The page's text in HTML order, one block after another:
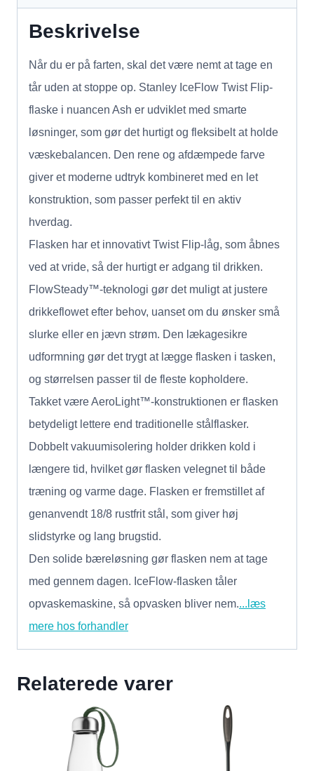
Beskrivelse
Når du er på farten, skal det være nemt at tage en
tår uden at stoppe op. Stanley IceFlow Twist Flip-
flaske i nuancen Ash er udviklet med smarte
løsninger, som gør det hurtigt og fleksibelt at holde
væskebalancen. Den rene og afdæmpede farve
giver et moderne udtryk kombineret med en let
konstruktion, som passer perfekt til en aktiv
hverdag.
Flasken har et innovativt Twist Flip-låg, som åbnes
ved at vride, så der hurtigt er adgang til drikken.
FlowSteady™-teknologi gør det muligt at justere
drikkeflowet efter behov, uanset om du ønsker små
slurke eller en jævn strøm. Den lækagesikre
udformning gør det trygt at lægge flasken i tasken,
og størrelsen passer til de fleste kopholdere.
Takket være AeroLight™-konstruktionen er flasken
betydeligt lettere end traditionelle stålflasker.
Dobbelt vakuumisolering holder drikken kold i
længere tid, hvilket gør flasken velegnet til både
træning og varme dage. Flasken er fremstillet af
genanvendt 18/8 rustfrit stål, som giver høj
slidstyrke og lang brugstid.
Den solide bæreløsning gør flasken nem at tage
med gennem dagen. IceFlow-flasken tåler
opvaskemaskine, så opvasken bliver nem....læs
mere hos forhandler
Relaterede varer